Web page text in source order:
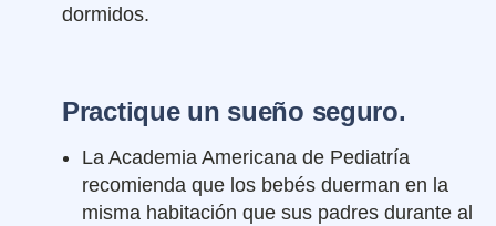
dormidos.
Practique un sueño seguro.
La Academia Americana de Pediatría
recomienda que los bebés duerman en la
misma habitación que sus padres durante al